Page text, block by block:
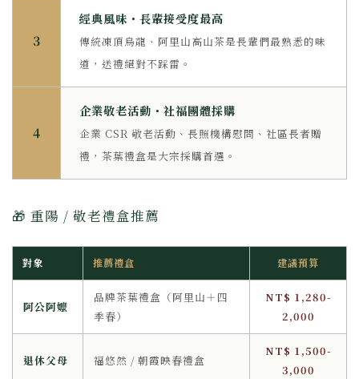
3
經典風味・長輩接受度最高
傳統凍頂烏龍、阿里山高山茶是長輩們最熟悉的味
道，送禮絕對不踩雷。
4
企業敬老活動・社福團體採購
企業 CSR 敬老活動、長照機構慰問、社區長者贈
禮，茶葉禮盒是大宗採購首選。
🎁 重陽 / 敬老禮盒推薦
對象 推薦禮盒 建議預算
阿公阿嬤
品牌茶葉禮盒（阿里山＋四
季春）
NT$ 1,280-
2,000
退休父母 福悠然 / 朝霞映春禮盒
NT$ 1,500-
3,000